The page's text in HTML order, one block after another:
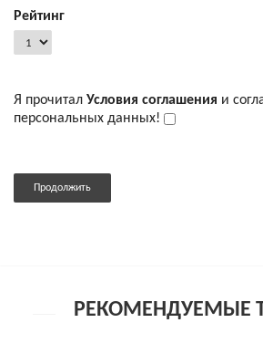
Рейтинг
Я прочитал Условия соглашения и
персональных данных!
Продолжить
РЕКОМЕНДУЕМЫЕ